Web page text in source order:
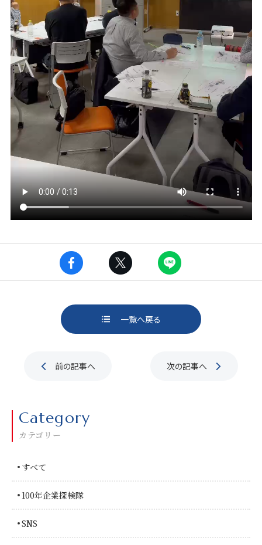
一覧へ戻る
前の記事へ 次の記事へ
Category
カテゴリー
すべて
100年企業探検隊
SNS